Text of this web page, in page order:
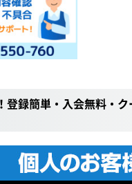
登録簡単・入会無料・